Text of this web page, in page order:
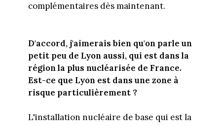
complémentaires dès maintenant.
D'accord, j'aimerais bien qu'on parle un
petit peu de Lyon aussi, qui est dans la
région la plus nucléarisée de France.
Est-ce que Lyon est dans une zone à
risque particulièrement ?
L'installation nucléaire de base qui est la